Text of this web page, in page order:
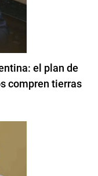
el plan de
compren tierras